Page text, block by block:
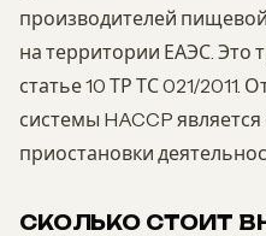
производителей
на территории ЕАЭС. Это
статье 10 ТР ТС 021/2011.
системы HACCP
приостановки
СКОЛЬКО СТОИТ